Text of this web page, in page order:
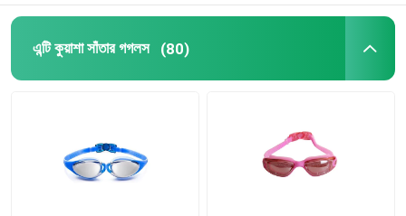
এন্টি কুয়াশা লেন্স
অ্যান্টি ফগ ডাইভিং গগলস
এন্টি কুয়াশা সাঁতার গগলস (80)